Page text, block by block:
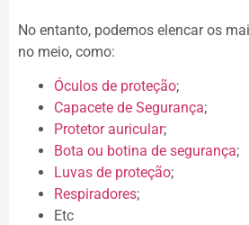
No entanto, podemos elencar os
no meio, como:
Óculos de proteção;
Capacete de Segurança;
Protetor auricular;
Bota ou botina de segurança;
Luvas de proteção;
Respiradores;
Etc